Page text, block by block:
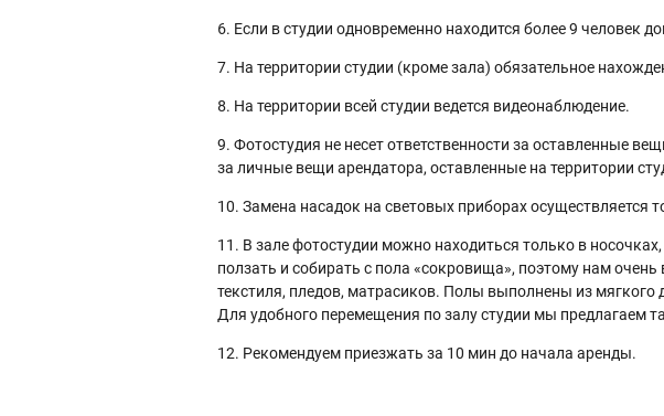
6. Если в студии одновременно находится более 9 человек
7. На территории студии (кроме зала) обязательное
8. На территории всей студии ведется видеонаблюдение.
9. Фотостудия не несет ответственности за оставленные
за личные вещи арендатора, оставленные на территории
10. Замена насадок на световых приборах осуществляется
11. В зале фотостудии можно находиться только в
ползать и собирать с пола «сокровища», поэтому нам
текстиля, пледов, матрасиков. Полы выполнены из
Для удобного перемещения по залу студии мы предлагаем
12. Рекомендуем приезжать за 10 мин до начала аренды.